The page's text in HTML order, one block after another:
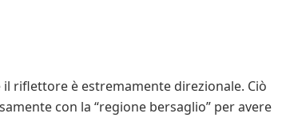
riflettore è estremamente direzionale. Ciò
con la “regione bersaglio” per avere